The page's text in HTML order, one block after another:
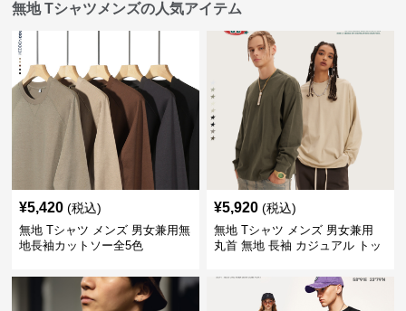
無地 Tシャツメンズの人気アイテム
¥5,420 (税込)
無地 Tシャツ メンズ 男女兼用無
地長袖カットソー全5色
¥5,920 (税込)
無地 Tシャツ メンズ 男女兼用
丸首 無地 長袖 カジュアル トッ